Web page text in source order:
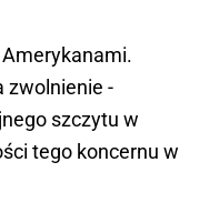
zwolnienie -
szczytu w
tego koncernu w